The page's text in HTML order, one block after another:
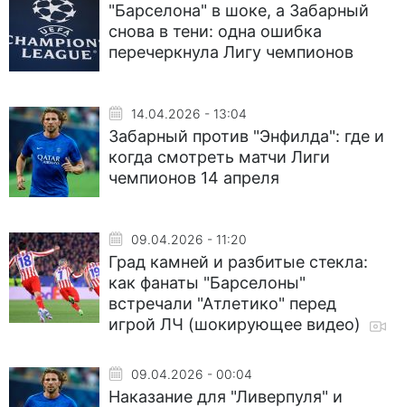
"Барселона" в шоке, а Забарный
снова в тени: одна ошибка
перечеркнула Лигу чемпионов
14.04.2026 - 13:04
Забарный против "Энфилда": где и
когда смотреть матчи Лиги
чемпионов 14 апреля
09.04.2026 - 11:20
Град камней и разбитые стекла:
как фанаты "Барселоны"
встречали "Атлетико" перед
игрой ЛЧ (шокирующее видео)
09.04.2026 - 00:04
Наказание для "Ливерпуля" и